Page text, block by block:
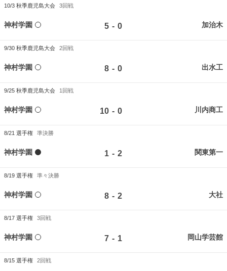
10/3 秋季鹿児島大会 3回戦
神村学園 5 - 0 加治木
9/30 秋季鹿児島大会 2回戦
神村学園 8 - 0 出水工
9/25 秋季鹿児島大会 1回戦
神村学園 10 - 0 川内商工
8/21 選手権 準決勝
神村学園 1 - 2 関東第一
8/19 選手権 準々決勝
神村学園 8 - 2 大社
8/17 選手権 3回戦
神村学園 7 - 1 岡山学芸館
8/15 選手権 2回戦